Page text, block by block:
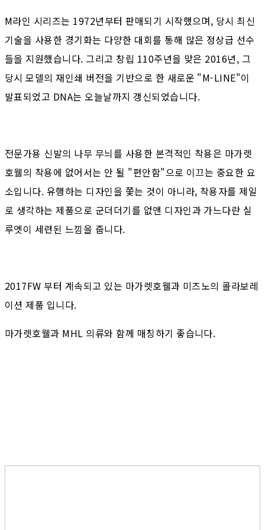
M라인 시리즈는 1972년부터 판매되기 시작했으며, 당시 최신
기술을 사용한 경기화는 다양한 대회를 통해 많은 정상급 선수
들을 지원했습니다. 그리고 창립 110주년을 맞은 2016년, 그
당시 모델의 재인쇄 버전을 기반으로 한 새로운 "M-LINE"이
발표되었고 DNA는 오늘날까지 갱신되었습니다.
전문가용 신발의 나무 무늬를 사용한 본격적인 착용은 마가렛
호웰의 착용에 없어서는 안 될 "편안함"으로 이끄는 중요한 요
소입니다. 유행하는 디자인을 쫓는 것이 아니라, 착용자를 제일
로 생각하는 제품으로 군더더기를 없앤 디자인과 가느다란 실
루엣이 세련된 느낌을 줍니다.
2017FW 부터 계속되고 있는 마가렛호웰과 미즈노의 콜라보레
이션 제품 입니다.
마가렛호웰과 MHL 의류와 함께 매칭하기 좋습니다.